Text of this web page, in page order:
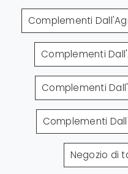
Complementi
Complementi
Complementi
Complementi
Negozio di